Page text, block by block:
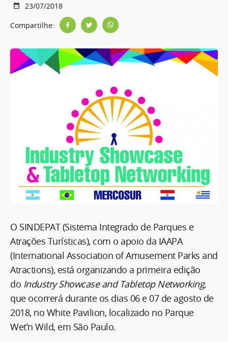
23/07/2018
Compartilhe:
O SINDEPAT (Sistema Integrado de Parques e
Atrações Turísticas), com o apoio da IAAPA
(International Association of Amusement Parks and
Atractions), está organizando a primeira edição
do Industry Showcase and Tabletop Networking,
que ocorrerá durante os dias 06 e 07 de agosto de
2018, no White Pavilion, localizado no Parque
Wet’n Wild, em São Paulo.